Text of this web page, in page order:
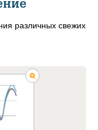
различных свежих